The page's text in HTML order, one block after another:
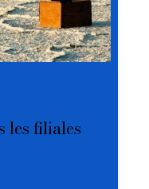
les filiales